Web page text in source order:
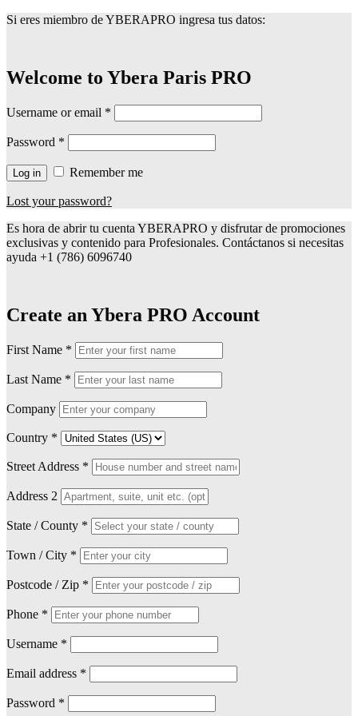
Si eres miembro de YBERAPRO ingresa tus datos:
Welcome to Ybera Paris PRO
Username or email *
Password *
Log in Remember me
Lost your password?
Es hora de abrir tu cuenta YBERAPRO y disfrutar de promociones
exclusivas y contenido para Profesionales. Contáctanos si necesitas
ayuda +1 (786) 6096740
Create an Ybera PRO Account
First Name *
Last Name *
Company
Country *
Street Address *
Address 2
State / County *
Town / City *
Postcode / Zip *
Phone *
Username *
Email address *
Password *